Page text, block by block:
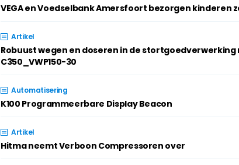
VEGA en Voedselbank Amersfoort bezorgen kinderen
Artikel
Robuust wegen en doseren in de stortgoedverwerking
C350_VWP150-30
Automatisering
K100 Programmeerbare Display Beacon
Artikel
Hitma neemt Verboon Compressoren over